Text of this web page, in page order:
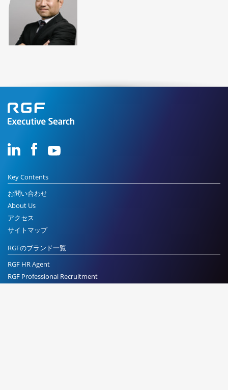
Key Contents
お問い合わせ
About Us
アクセス
サイトマップ
RGFのブランド一覧
RGF HR Agent
RGF Professional Recruitment